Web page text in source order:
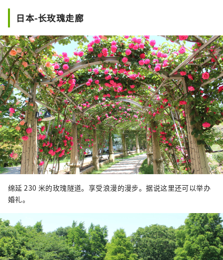
日本-长玫瑰走廊
绵延 230 米的玫瑰隧道。享受浪漫的漫步。据说这里还可以举办
婚礼。